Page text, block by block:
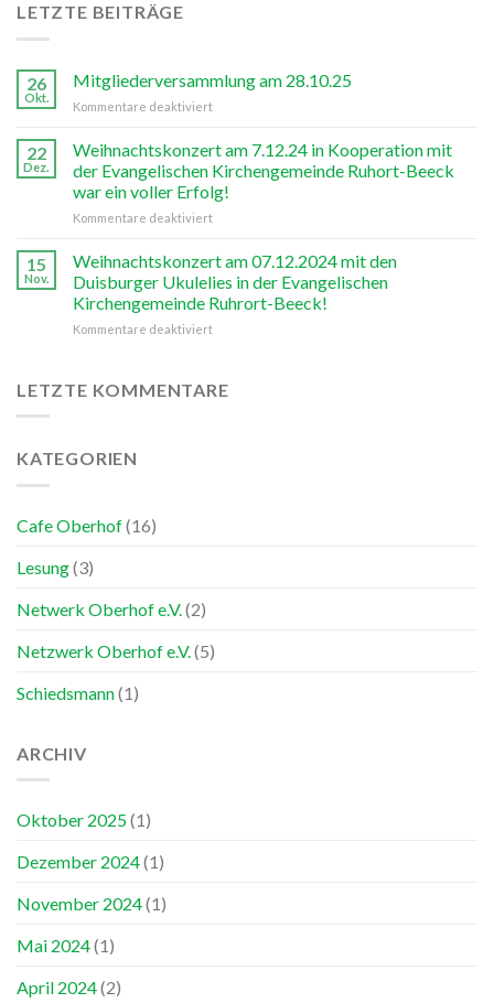
LETZTE BEITRÄGE
26
Okt.
Mitgliederversammlung am 28.10.25
Kommentare deaktiviertfür
am
28.10.25
22
Dez.
Weihnachtskonzert am 7.12.24 in Kooperation mit
der Evangelischen Kirchengemeinde Ruhort-Beeck
war ein voller Erfolg!
Kommentare deaktiviertfür
am
7.12.24
in
Kooperation
mit
Kirchengemeinde
15
Nov.
Weihnachtskonzert am 07.12.2024 mit den
Duisburger Ukulelies in der Evangelischen
Kirchengemeinde Ruhrort-Beeck!
Kommentare deaktiviertfür
07.12.2024
LETZTE KOMMENTARE
KATEGORIEN
Cafe Oberhof(16)
Lesung(3)
Netwerk Oberhof e.V. (2)
Netzwerk Oberhof e.V. (5)
Schiedsmann(1)
ARCHIV
Oktober 2025(1)
Dezember 2024(1)
November 2024(1)
Mai 2024(1)
April 2024(2)